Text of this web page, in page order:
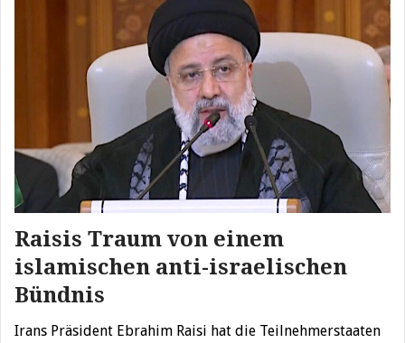
Raisis Traum von einem
islamischen anti-israelischen
Bündnis
Irans Präsident Ebrahim Raisi hat die Teilnehmerstaaten